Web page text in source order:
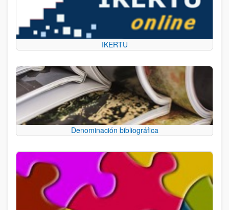
IKERTU
Denominación bibliográfica